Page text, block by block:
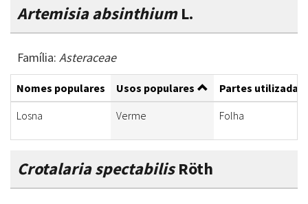
Artemisia absinthiumL.
Família: Asteraceae
Nomes populares Usos populares
Partes utilizadas
Losna
Verme Folha
Crotalaria spectabilisRöth